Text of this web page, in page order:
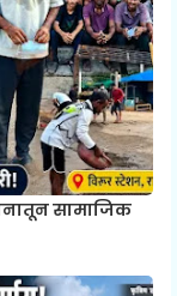
सामाजिक